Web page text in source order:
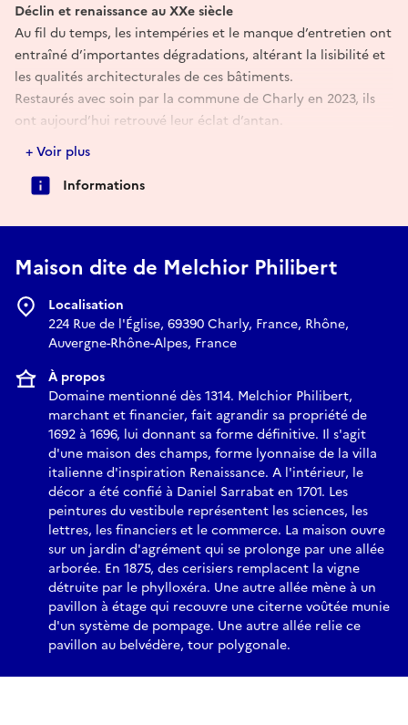
Déclin et renaissance au XXe siècle
Au fil du temps, les intempéries et le manque d’entretien ont
entraîné d’importantes dégradations, altérant la lisibilité et
les qualités architecturales de ces bâtiments.
Restaurés avec soin par la commune de Charly en 2023, ils
ont aujourd’hui retrouvé leur éclat d’antan.
Ce travail de préservation a valu à la commune le Prix
national des Rubans du Patrimoine 2024, récompensant un
engagement exemplaire en faveur de la valorisation du
Les bâtiments sont aujourd’hui mis à disposition du CRBA
+ Voir plus
Informations
Maison dite de Melchior Philibert
Localisation
224 Rue de l'Église, 69390 Charly, France, Rhône,
Auvergne-Rhône-Alpes, France
À propos
Domaine mentionné dès 1314. Melchior Philibert,
marchant et financier, fait agrandir sa propriété de
1692 à 1696, lui donnant sa forme définitive. Il s'agit
d'une maison des champs, forme lyonnaise de la villa
italienne d'inspiration Renaissance. A l'intérieur, le
décor a été confié à Daniel Sarrabat en 1701. Les
peintures du vestibule représentent les sciences, les
lettres, les financiers et le commerce. La maison ouvre
sur un jardin d'agrément qui se prolonge par une allée
arborée. En 1875, des cerisiers remplacent la vigne
détruite par le phylloxéra. Une autre allée mène à un
pavillon à étage qui recouvre une citerne voûtée munie
d'un système de pompage. Une autre allée relie ce
pavillon au belvédère, tour polygonale.